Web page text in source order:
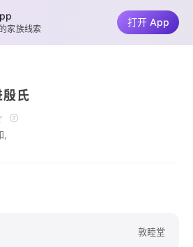
殷氏
,
敦睦堂
家族线索
打开 App